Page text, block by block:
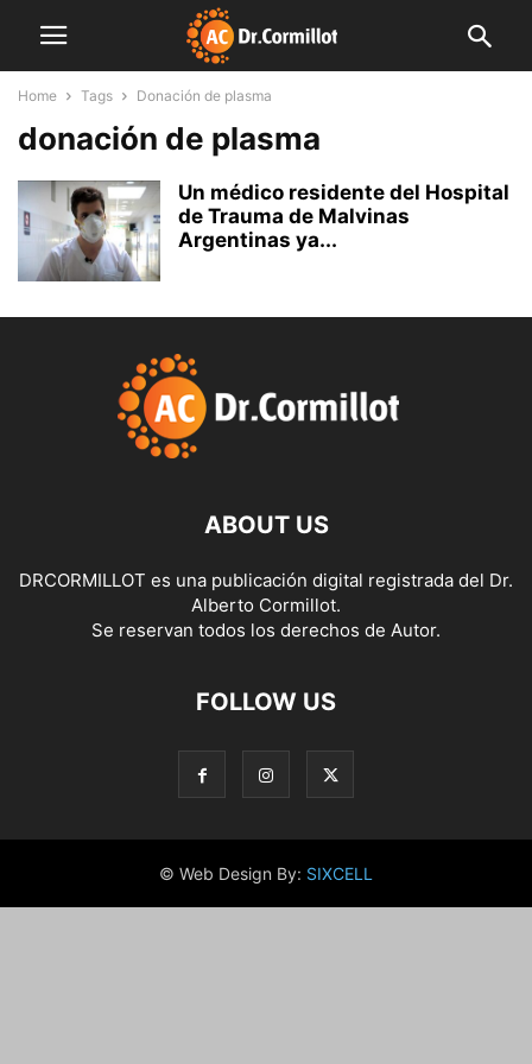
Home Tags Donación de plasma
donación de plasma
Un médico residente del Hospital
de Trauma de Malvinas
Argentinas ya...
ABOUT US
DRCORMILLOT es una publicación digital registrada del Dr.
Alberto Cormillot.
Se reservan todos los derechos de Autor.
FOLLOW US
© Web Design By: SIXCELL